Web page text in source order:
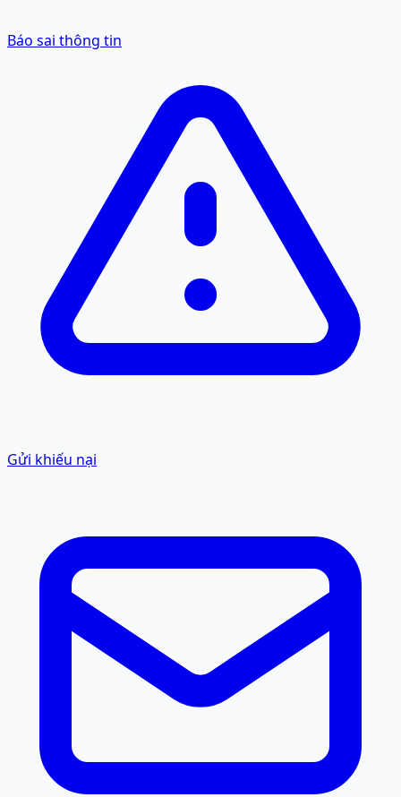
Báo sai thông tin
Gửi khiếu nại